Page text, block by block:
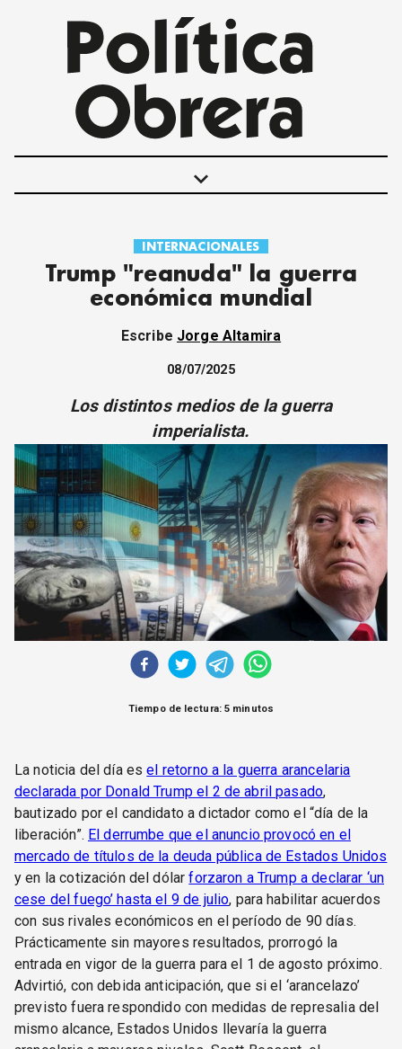
keyboard_arrow_down
POLÍTICAS
INTERNACIONALES
MOVIMIENTO OBRERO
ECONOMÍA
SOCIEDAD Y CULTURA
CORREO DE LECTORES
DEBATE
ARCHIVO
DECLARACIONES
OPINIÓN
ALTAMIRA RESPONDE
Política Obrera Revista
CONTACTO
INTERNACIONALES
Trump "reanuda" la guerra
económica mundial
Escribe Jorge Altamira
08/07/2025
Los distintos medios de la guerra
imperialista.
Tiempo de lectura: 5 minutos
La noticia del día esel retorno a la guerra arancelaria
declarada por Donald Trump el 2 de abril pasado,
bautizado por el candidato a dictador como el “día de la
liberación”. El derrumbe que el anuncio provocó en el
mercado de títulos de la deuda pública de Estados Unidos
y en la cotización del dólarforzaron a Trump a declarar ‘un
cese del fuego’ hasta el 9 de julio, para habilitar acuerdos
con sus rivales económicos en el período de 90 días.
Prácticamente sin mayores resultados, prorrogó la
entrada en vigor de la guerra para el 1 de agosto próximo.
Advirtió, con debida anticipación, que si el ‘arancelazo’
previsto fuera respondido con medidas de represalia del
mismo alcance, Estados Unidos llevaría la guerra